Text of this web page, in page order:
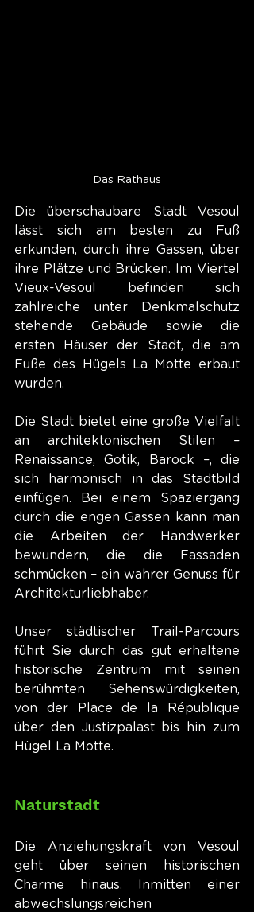
Das Rathaus
Die überschaubare Stadt Vesoul
lässt sich am besten zu Fuß
erkunden, durch ihre Gassen, über
ihre Plätze und Brücken. Im Viertel
Vieux-Vesoul befinden sich
zahlreiche unter Denkmalschutz
stehende Gebäude sowie die
ersten Häuser der Stadt, die am
Fuße des Hügels La Motte erbaut
wurden.
Die Stadt bietet eine große Vielfalt
an architektonischen Stilen –
Renaissance, Gotik, Barock –, die
sich harmonisch in das Stadtbild
einfügen. Bei einem Spaziergang
durch die engen Gassen kann man
die Arbeiten der Handwerker
bewundern, die die Fassaden
schmücken – ein wahrer Genuss für
Architekturliebhaber.
Unser städtischer Trail-Parcours
führt Sie durch das gut erhaltene
historische Zentrum mit seinen
berühmten Sehenswürdigkeiten,
von der Place de la République
über den Justizpalast bis hin zum
Hügel La Motte.
Naturstadt
Die Anziehungskraft von Vesoul
geht über seinen historischen
Charme hinaus. Inmitten einer
abwechslungsreichen